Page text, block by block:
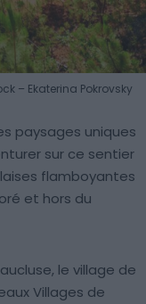
– Ekaterina Pokrovsky
paysages uniques
sur ce sentier
flamboyantes
et hors du
le village de
Villages de